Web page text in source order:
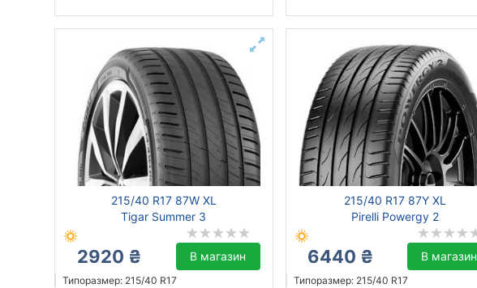
215/40 R17 87W XL
Tigar Summer 3
2920 ₴ В магазин
Типоразмер: 215/40 R17
215/40 R17 87Y XL
Pirelli Powergy 2
6440 ₴ В магазин
Типоразмер: 215/40 R17